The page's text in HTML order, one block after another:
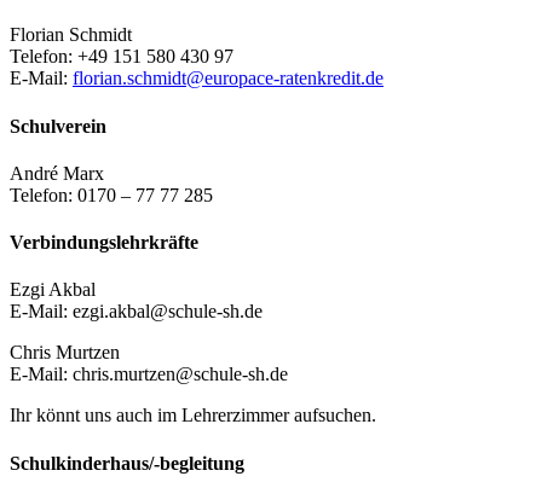
Florian Schmidt
Telefon: +49 151 580 430 97
E-Mail: florian.schmidt@europace-ratenkredit.de
Schulverein
André Marx
Telefon: 0170 – 77 77 285
Verbindungslehrkräfte
Ezgi Akbal
E-Mail: ezgi.akbal@schule-sh.de
Chris Murtzen
E-Mail: chris.murtzen@schule-sh.de
Ihr könnt uns auch im Lehrerzimmer aufsuchen.
Schulkinderhaus/-begleitung